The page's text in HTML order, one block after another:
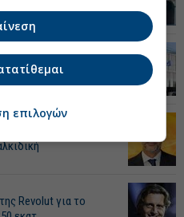
της Εφορίας για
Revolut για το
επιλογών